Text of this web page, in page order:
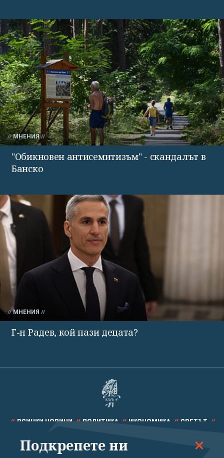
МНЕНИЯ
"Обикновен антисемитизъм" - скандалът в
Банско
МНЕНИЯ
Г-н Радев, кой пази децата?
ВСИЧКИ НОВИНИ ПОЛИТИКА ИКОНОМИКА СВЕТЪТ
СПОРТ КУЛТУРА ТЕХНОЛОГИИ КАЛЕЙДОСКОП
Подкрепете ни